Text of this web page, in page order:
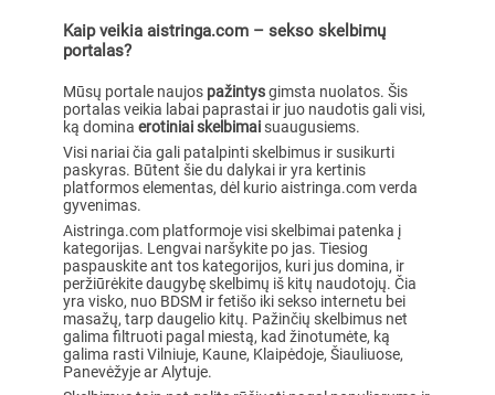
Kaip veikia aistringa.com – sekso skelbimų
portalas?
Mūsų portale naujos pažintysgimsta nuolatos. Šis
portalas veikia labai paprastai ir juo naudotis gali visi,
ką domina erotiniai skelbimaisuaugusiems.
Visi nariai čia gali patalpinti skelbimus ir susikurti
paskyras. Būtent šie du dalykai ir yra kertinis
platformos elementas, dėl kurio aistringa.com verda
gyvenimas.
Aistringa.com platformoje visi skelbimai patenka į
kategorijas. Lengvai naršykite po jas. Tiesiog
paspauskite ant tos kategorijos, kuri jus domina, ir
peržiūrėkite daugybę skelbimų iš kitų naudotojų. Čia
yra visko, nuo BDSM ir fetišo iki sekso internetu bei
masažų, tarp daugelio kitų. Pažinčių skelbimus net
galima filtruoti pagal miestą, kad žinotumėte, ką
galima rasti Vilniuje, Kaune, Klaipėdoje, Šiauliuose,
Panevėžyje ar Alytuje.